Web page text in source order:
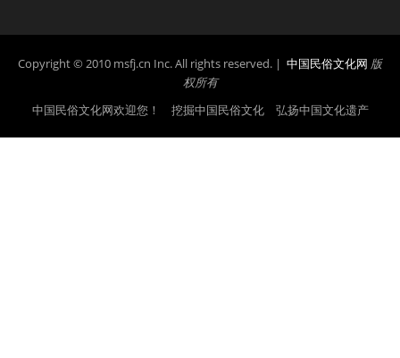
Copyright © 2010 msfj.cn Inc. All rights reserved. | 中国民俗文化网 版
权所有
中国民俗文化网欢迎您！ 挖掘中国民俗文化 弘扬中国文化遗产